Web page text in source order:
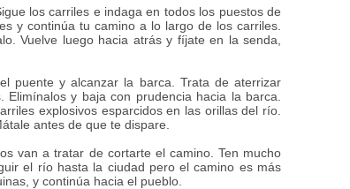
los carriles e indaga en todos los puestos de
y continúa tu camino a lo largo de los carriles.
Vuelve luego hacia atrás y fíjate en la senda,
puente y alcanzar la barca. Trata de aterrizar
y baja con prudencia hacia la barca.
explosivos esparcidos en las orillas del río.
antes de que te dispare.
van a tratar de cortarte el camino. Ten mucho
el río hasta la ciudad pero el camino es más
y continúa hacia el pueblo.